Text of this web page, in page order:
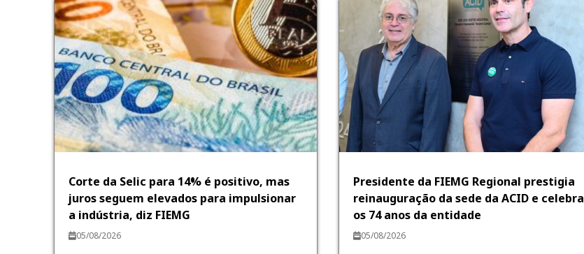
Corte da Selic para 14% é positivo, mas
juros seguem elevados para impulsionar
a indústria, diz FIEMG
05/08/2026
Presidente da FIEMG Regional prestigia
reinauguração da sede da ACID e celebra
os 74 anos da entidade
05/08/2026